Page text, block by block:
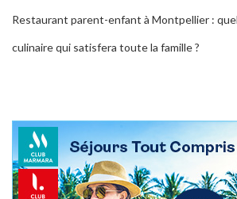
Restaurant parent-enfant à Montpellier :
culinaire qui satisfera toute la famille ?